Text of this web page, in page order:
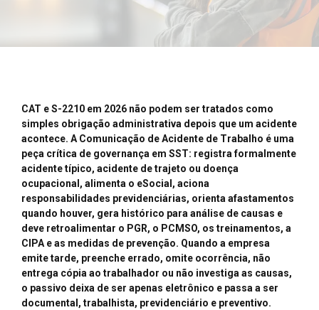
CAT e S-2210 em 2026 não podem ser tratados como
simples obrigação administrativa depois que um acidente
acontece. A Comunicação de Acidente de Trabalho é uma
peça crítica de governança em SST: registra formalmente
acidente típico, acidente de trajeto ou doença
ocupacional, alimenta o eSocial, aciona
responsabilidades previdenciárias, orienta afastamentos
quando houver, gera histórico para análise de causas e
deve retroalimentar o PGR, o PCMSO, os treinamentos, a
CIPA e as medidas de prevenção. Quando a empresa
emite tarde, preenche errado, omite ocorrência, não
entrega cópia ao trabalhador ou não investiga as causas,
o passivo deixa de ser apenas eletrônico e passa a ser
documental, trabalhista, previdenciário e preventivo.